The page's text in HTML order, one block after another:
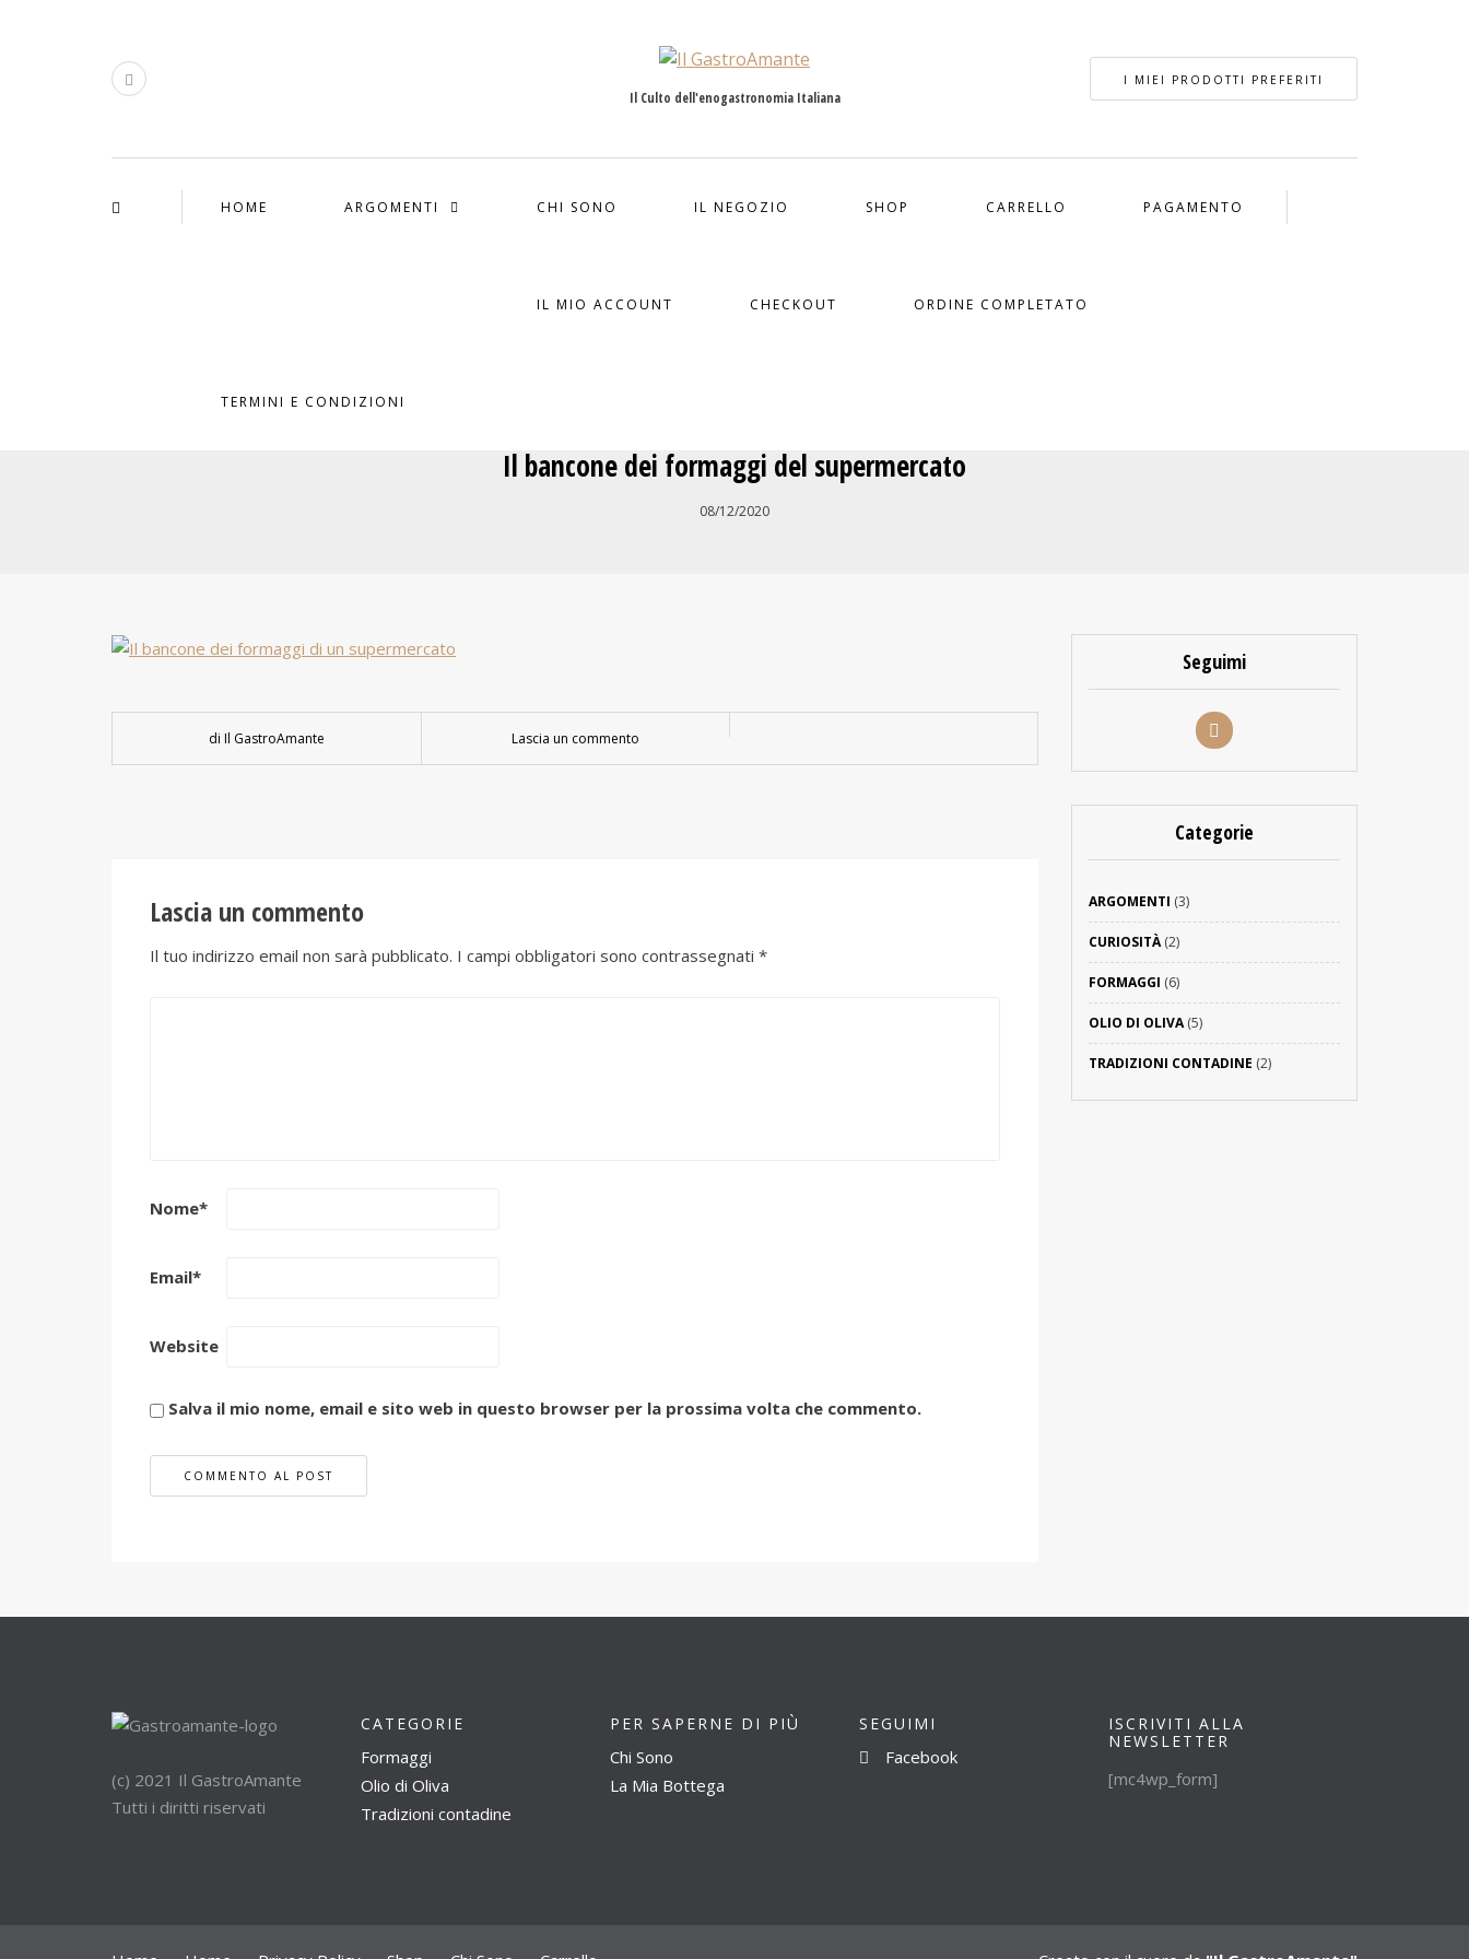
Il Culto dell'enogastronomia Italiana
I MIEI PRODOTTI PREFERITI
HOME ARGOMENTI CHI SONO IL NEGOZIO SHOP CARRELLO PAGAMENTO
IL MIO ACCOUNT CHECKOUT ORDINE COMPLETATO
TERMINI E CONDIZIONI
Il bancone dei formaggi del supermercato
08/12/2020
di Il GastroAmante Lascia un commento
Lascia un commento
Il tuo indirizzo email non sarà pubblicato. I campi obbligatori sono contrassegnati *
Nome*
Email*
Website
Salva il mio nome, email e sito web in questo browser per la prossima volta che commento.
Seguimi
Categorie
ARGOMENTI (3)
CURIOSITÀ(2)
FORMAGGI (6)
OLIO DI OLIVA(5)
TRADIZIONI CONTADINE (2)
(c) 2021 Il GastroAmante
Tutti i diritti riservati
CATEGORIE
Formaggi
Olio di Oliva
Tradizioni contadine
PER SAPERNE DI PIÙ
Chi Sono
La Mia Bottega
SEGUIMI
Facebook
ISCRIVITI ALLA
NEWSLETTER
[mc4wp_form]